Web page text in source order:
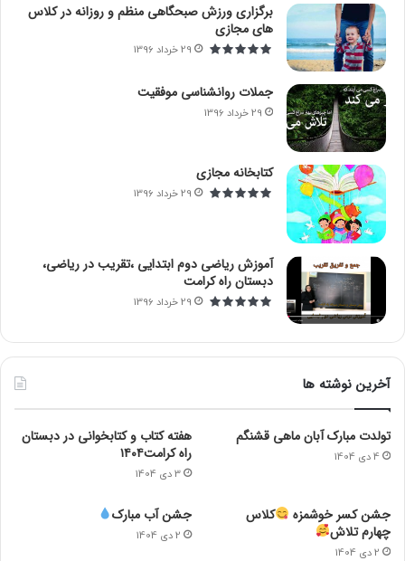
برگزاری ورزش صبحگاهی منظم و روزانه در کلاس
های مجازی
29 خرداد 1396
جملات روانشناسی موفقیت
29 خرداد 1396
کتابخانه مجازی
29 خرداد 1396
آموزش ریاضی دوم ابتدایی ،تقریب در ریاضی،
دبستان راه کرامت
29 خرداد 1396
آخرین نوشته ها
تولدت مبارک آبان ماهی قشنگم
4 دی 1404
هفته کتاب و کتابخوانی در دبستان
راه کرامت۱۴۰۴
3 دی 1404
جشن کسر خوشمزه
کلاس
چهارم تلاش
2 دی 1404
جشن آب مبارک
2 دی 1404